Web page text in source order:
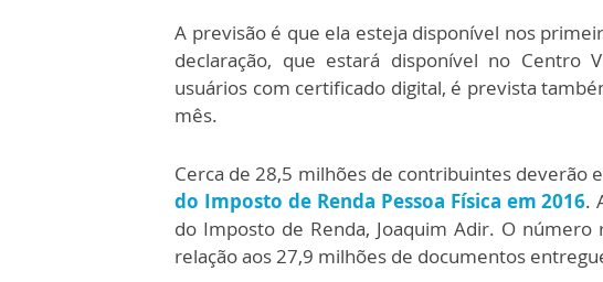
A previsão é que ela esteja disponível nos
declaração, que estará disponível no Centro
usuários com certificado digital, é prevista
mês.
Cerca de 28,5 milhões de contribuintes deverão
do Imposto de Renda Pessoa Física em 2016.
do Imposto de Renda, Joaquim Adir. O
relação aos 27,9 milhões de documentos